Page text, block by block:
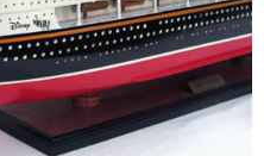
Yachts)
Yachts , Speed Boats)